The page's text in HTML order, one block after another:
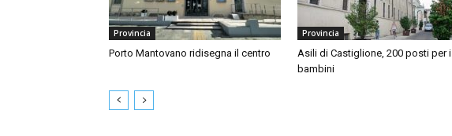
Provincia
Porto Mantovano ridisegna il centro
Provincia
Asili di Castiglione, 200 posti per i
bambini